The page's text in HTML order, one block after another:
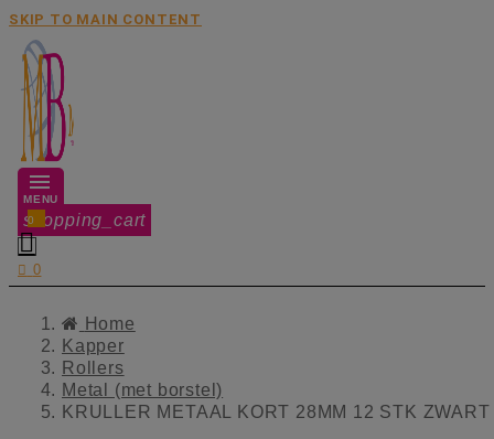
SKIP TO MAIN CONTENT
MENU
shopping_cart
0

 0
Home
Kapper
Rollers
Metal (met borstel)
KRULLER METAAL KORT 28MM 12 STK ZWART